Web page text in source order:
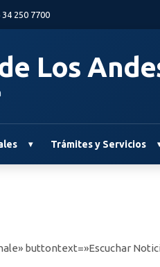
34 250 7700
Los
Trámites y Servicios
buttontext=»Escuchar